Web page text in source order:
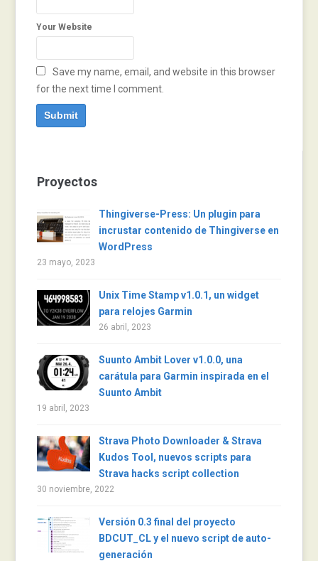
Your Website
Save my name, email, and website in this browser
for the next time I comment.
Proyectos
Thingiverse-Press: Un plugin para
incrustar contenido de Thingiverse en
WordPress
23 mayo, 2023
Unix Time Stamp v1.0.1, un widget
para relojes Garmin
26 abril, 2023
Suunto Ambit Lover v1.0.0, una
carátula para Garmin inspirada en el
Suunto Ambit
19 abril, 2023
Strava Photo Downloader & Strava
Kudos Tool, nuevos scripts para
Strava hacks script collection
30 noviembre, 2022
Versión 0.3 final del proyecto
BDCUT_CL y el nuevo script de auto-
generación